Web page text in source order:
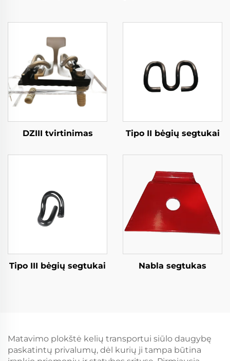
DZIII tvirtinimas Tipo II bėgių segtukai
Tipo III bėgių segtukai Nabla segtukas
Matavimo plokštė kelių transportui siūlo daugybę
paskatintų privalumų, dėl kurių ji tampa būtina